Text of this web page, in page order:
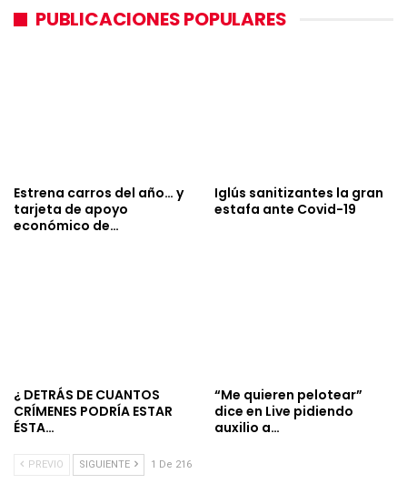
PUBLICACIONES POPULARES
Estrena carros del año… y
tarjeta de apoyo
económico de…
Iglús sanitizantes la gran
estafa ante Covid-19
¿ DETRÁS DE CUANTOS
CRÍMENES PODRÍA ESTAR
ÉSTA…
“Me quieren pelotear”
dice en Live pidiendo
auxilio a…
PREVIO SIGUIENTE 1 De 216